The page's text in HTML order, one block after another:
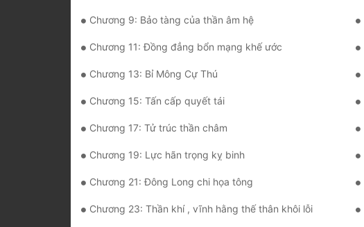
Chương 9: Bảo tàng của thần âm hệ
Chương 11: Đồng đẳng bổn mạng khế ước
Chương 13: Bỉ Mông Cự Thú
Chương 15: Tấn cấp quyết tái
Chương 17: Tử trúc thần châm
Chương 19: Lực hãn trọng kỵ binh
Chương 21: Đông Long chi họa tông
Chương 23: Thần khí , vĩnh hằng thế thân khôi lỗi